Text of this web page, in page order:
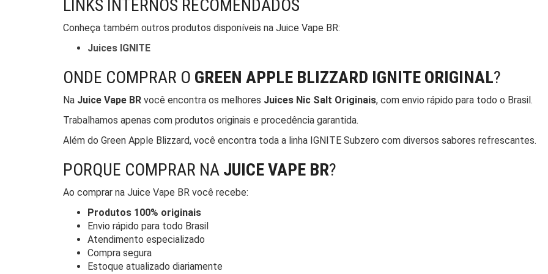
LINKS INTERNOS RECOMENDADOS
Conheça também outros produtos disponíveis na Juice Vape BR:
Juices IGNITE
ONDE COMPRAR O GREEN APPLE BLIZZARD IGNITE ORIGINAL?
Na Juice Vape BR você encontra os melhores Juices Nic Salt Originais, com envio rápido para todo o Brasil.
Trabalhamos apenas com produtos originais e procedência garantida.
Além do Green Apple Blizzard, você encontra toda a linha IGNITE Subzero com diversos sabores refrescantes.
PORQUE COMPRAR NA JUICE VAPE BR?
Ao comprar na Juice Vape BR você recebe:
Produtos 100% originais
Envio rápido para todo Brasil
Atendimento especializado
Compra segura
Estoque atualizado diariamente